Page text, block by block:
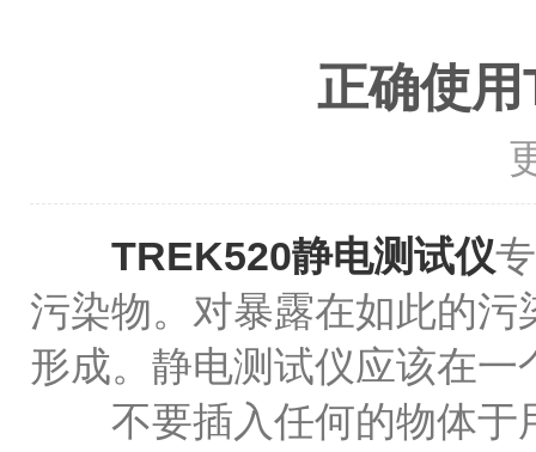
正确使
TREK520静电测试仪
污染物。对暴露在如此的
形成。静电测试仪应该在
不要插入任何的物体于